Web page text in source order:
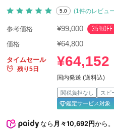
5.0 (1件のレビュ
参考価格 ¥99,000 35%OFF
価格 ¥64,800
タイムセール
残り5日
¥64,152
国内発送 (送料込)
関税負担なし
スピ
鑑定サービス対象
なら月々10,692円から